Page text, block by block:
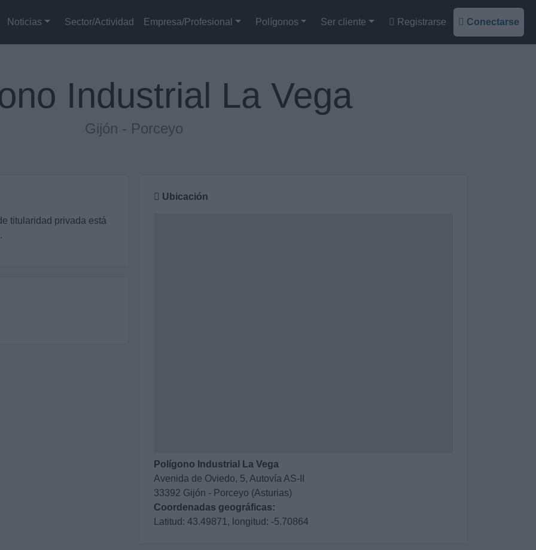
Noticias Sector/Actividad Empresa/Profesional Polígonos Ser cliente Registrarse Conectarse
Industrial La Vega
Gijón - Porceyo
titularidad privada está
Ubicación
Polígono Industrial La Vega
Avenida de Oviedo, 5, Autovía AS-II
33392 Gijón - Porceyo (Asturias)
Coordenadas geográficas:
Latitud: 43.49871, longitud: -5.70864